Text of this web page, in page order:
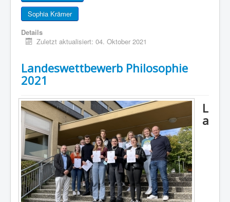
Sophia Krämer
Details
Zuletzt aktualisiert: 04. Oktober 2021
Landeswettbewerb Philosophie
2021
L
a